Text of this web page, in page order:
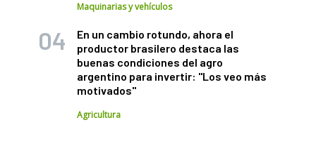
Maquinarias y vehículos
En un cambio rotundo, ahora el
productor brasilero destaca las
buenas condiciones del agro
argentino para invertir: "Los veo más
motivados"
Agricultura